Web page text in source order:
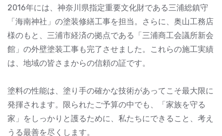
2016年には、神奈川県指定重要文化財である三浦総鎮守
「海南神社」の塗装修繕工事を担当。さらに、奥山工務店
様のもと、三浦市経済の拠点である「三浦商工会議所新会
館」の外壁塗装工事も完了させました。これらの施工実績
は、地域の皆さまからの信頼の証です。
塗料の性能は、塗り手の確かな技術があってこそ最大限に
発揮されます。限られたご予算の中でも、「家族を守る
家」をしっかりと護るために、私たちにできること、考え
うる最善を尽くします。